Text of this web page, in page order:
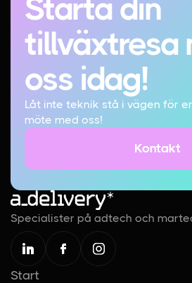
Starta din
tillväxtresa
oss idag!
Låt inte teknik stå i vägen för
möte med oss!
Kontakt
Kontakt
Specialister på adtech och
Start